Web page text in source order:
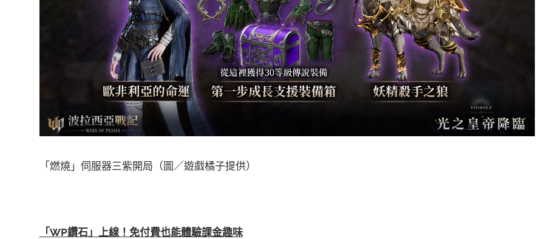
「燃燒」伺服器三紫開局（圖／遊戲橘子提供）
「WP鑽石」上線！免付費也能體驗課金趣味